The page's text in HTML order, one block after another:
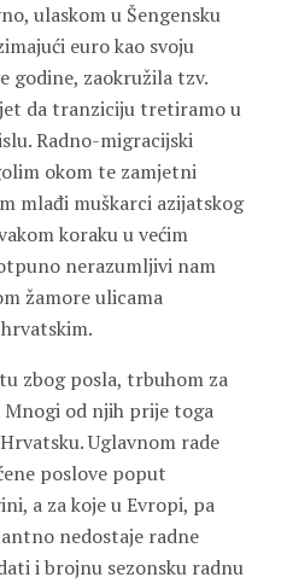
ulaskom u Šengensku
euro kao svoju
godine, zaokružila tzv.
da tranziciju tretiramo u
Radno-migracijski
okom te zamjetni
mlađi muškarci azijatskog
koraku u većim
nerazumljivi nam
žamore ulicama
zbog posla, trbuhom za
Mnogi od njih prije toga
Uglavnom rade
poslove poput
a za koje u Evropi, pa
nedostaje radne
i brojnu sezonsku radnu